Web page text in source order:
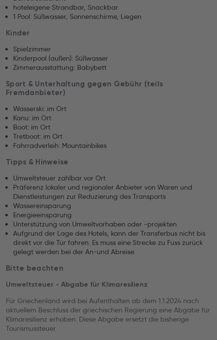
hoteleigene Strandbar, Snackbar
1 Pool: Süßwasser, Sonnenschirme, Liegen
Kinder
Spielzimmer
Kinderpool (außen): Süßwasser
Zimmerausstattung: Babybett
Sport & Unterhaltung gegen Gebühr (teils
Fremdanbieter)
Wasserski: im Ort
Kanu: im Ort
Boot: im Ort
Tretboot: im Ort
Fahrradverleih: Mountainbikes
Tipps & Hinweise
Umweltsteuer zahlbar vor Ort
Präferenz lokaler und regionaler Anbieter von Waren und
Dienstleistungen zur Reduzierung des Transports
Wassereinsparung
Energieeinsparung
Unterstützung von Umweltvorhaben oder -projekten
Aufgrund der Lage des Hotels, kann der Transferbus nicht bis
direkt vor die Tür fahren. Es muss eine Strecke zu Fuss zurück
gelegt werden bei der An-und Abreise.
Bitte beachten
Umweltsteuer - Abgabe für Klimaresilienz
Für Griechenland wird bei Aufenthalten ab dem 1.1.2024 nach
aktuellem Beschluss der griechischen Regierung eine Abgabe für
Klimaresilienz erhoben. Diese Abgabe ersetzt die bisherige
Tourismussteuer.